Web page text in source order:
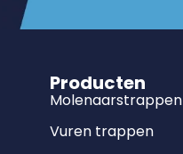
Producten
Molenaarstrappen
Vuren trappen